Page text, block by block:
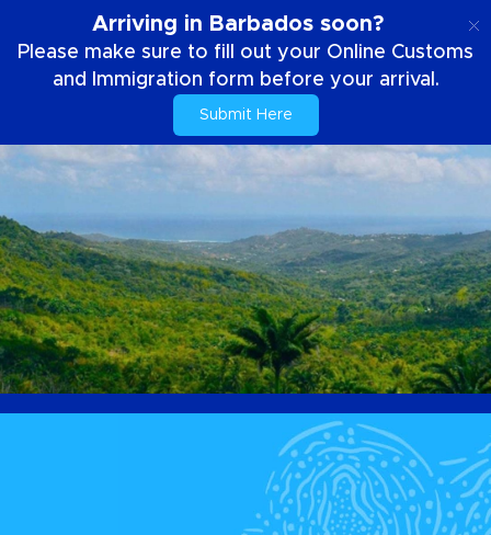
Arriving in Barbados soon?
Please make sure to fill out your Online Customs
and Immigration form before your arrival.
Submit Here